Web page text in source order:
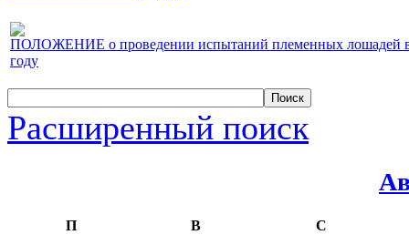
ПОЛОЖЕНИЕ о проведении испытаний племенных лошадей
году
Расширенный поиск
П В С